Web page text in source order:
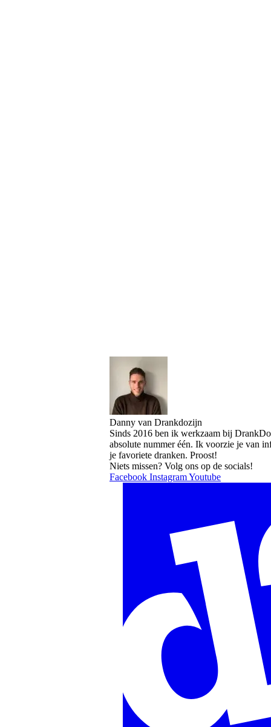
Danny van Drankdozijn
Sinds 2016 ben ik werkzaam bij
absolute nummer één. Ik voorzie je van
je favoriete dranken. Proost!
Niets missen? Volg ons op de socials!
Facebook InstagramYoutube